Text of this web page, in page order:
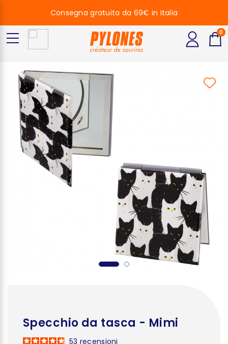
Specchio da tasca - Mimi
53 recensioni
Consegna gratuita da 69€ in Italia
0